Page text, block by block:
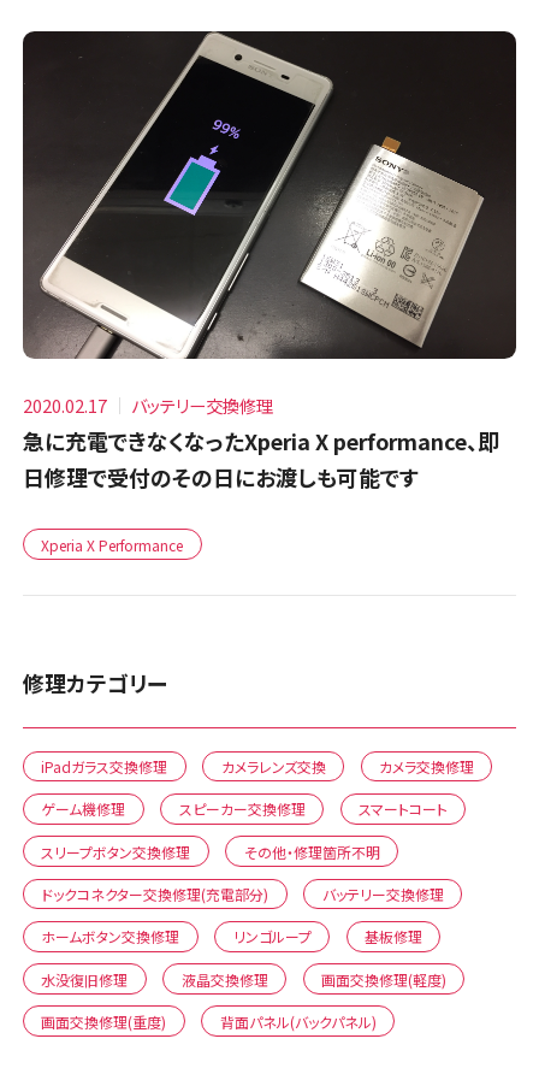
2020.02.17 バッテリー交換修理
急に充電できなくなったXperia X performance、即
日修理で受付のその日にお渡しも可能です
Xperia X Performance
修理カテゴリー
iPadガラス交換修理 カメラレンズ交換 カメラ交換修理
ゲーム機修理 スピーカー交換修理 スマートコート
スリープボタン交換修理 その他・修理箇所不明
ドックコネクター交換修理(充電部分) バッテリー交換修理
ホームボタン交換修理 リンゴループ 基板修理
水没復旧修理 液晶交換修理 画面交換修理(軽度)
画面交換修理(重度) 背面パネル(バックパネル)